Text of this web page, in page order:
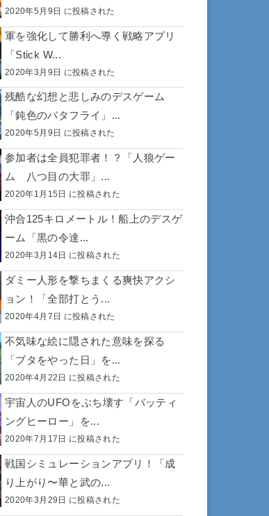
2020年5月9日 に投稿された
軍を強化して勝利へ導く戦略アプリ
「Stick W...
2020年3月9日 に投稿された
残酷な幻想と悲しみのデスゲーム
「鈍色のバタフライ」...
2020年5月9日 に投稿された
参加者は全員犯罪者！？「人狼ゲー
ム 八つ目の大罪」...
2020年1月15日 に投稿された
沖合125キロメートル！船上のデスゲ
ーム「黒の令達...
2020年3月14日 に投稿された
ダミー人形を撃ちまくる爽快アクシ
ョン！「全部打とう...
2020年4月7日 に投稿された
不気味な絵に隠された意味を探る
「ブタをやった日」を...
2020年4月22日 に投稿された
宇宙人のUFOをぶち壊す「バッティ
ングヒーロー」を...
2020年7月17日 に投稿された
戦国シミュレーションアプリ！「成
り上がり〜華と武の...
2020年3月29日 に投稿された